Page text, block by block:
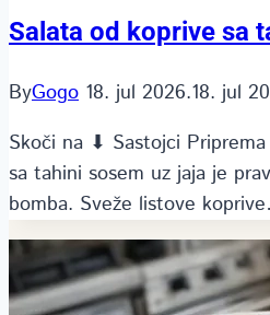
Salata od koprive sa
ByGogo 18. jul 2026.18. jul
Skoči na ⬇ Sastojci
sa tahini sosem uz jaja je
bomba. Sveže listove